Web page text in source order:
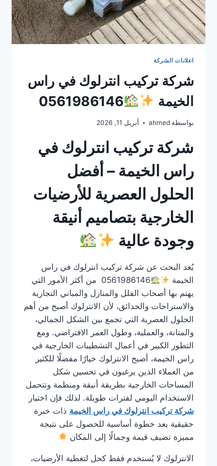
اعلانات الشركة
شركة تركيب انترلوك في راس
الخيمة
0561986146
بواسطة ahmed أبريل 11, 2026
شركة تركيب انترلوك في
راس الخيمة – أفضل
الحلول العصرية للأرضيات
الخارجية بتصاميم أنيقة
وجودة عالية
يُعد البحث عن شركة تركيب انترلوك في راس
الخيمة
0561986146 من أكثر الأمور التي
يهتم بها أصحاب الفلل والمنازل والمباني التجارية
والاستراحات والحدائق، لأن الانترلوك أصبح من أهم
الحلول العصرية التي تجمع بين الشكل الجمالي،
والمتانة، والعملية، وطول العمر الافتراضي. ومع
التطور الكبير في أعمال التشطيبات الخارجية في
راس الخيمة، أصبح الانترلوك خيارًا مفضلًا للكثير
من العملاء الذين يرغبون في تحسين شكل
المساحات الخارجية بطريقة أنيقة ومنظمة وتتحمل
الاستخدام اليومي لفترات طويلة. لذلك فإن اختيار
شركة تركيب انترلوك في راس الخيمة ذات خبرة
حقيقية يعد خطوة أساسية للحصول على نتيجة
مميزة تضيف قيمة وجمالًا إلى المكان
الانترلوك لا يُستخدم فقط كحل لتغطية الأرضيات،